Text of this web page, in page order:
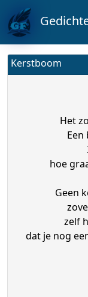
Kerstboom
Het
hoe
Geen
zelf
dat je nog